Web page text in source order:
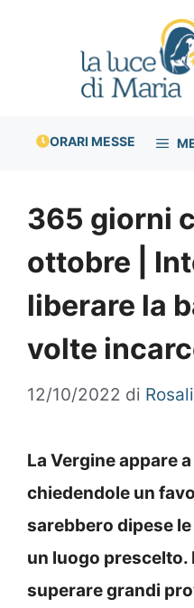
ORARI MESSE
365 giorni
ottobre |
liberare la
volte
12/10/2022 di
La Vergine appare
chiedendole un
sarebbero dipese
un luogo prescelto.
superare grandi